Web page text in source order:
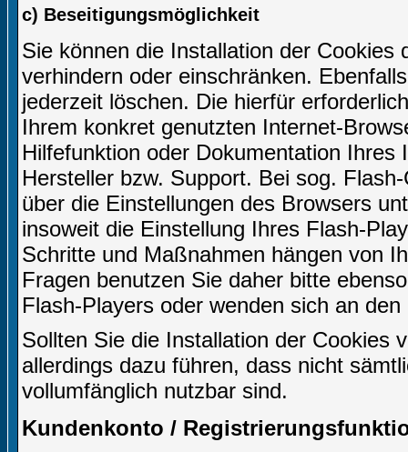
c) Beseitigungsmöglichkeit
Sie können die Installation der
verhindern oder einschränken.
jederzeit löschen. Die hierfür
Ihrem konkret genutzten Internet-
Hilfefunktion oder Dokumentation
Hersteller bzw. Support. Bei sog.
über die Einstellungen des Browsers
insoweit die Einstellung Ihres Flash-
Schritte und Maßnahmen hängen von
Fragen benutzen Sie daher bitte
Flash-Players oder wenden sich an
Sollten Sie die Installation der Cookies
allerdings dazu führen, dass nicht
vollumfänglich nutzbar sind.
Kundenkonto /